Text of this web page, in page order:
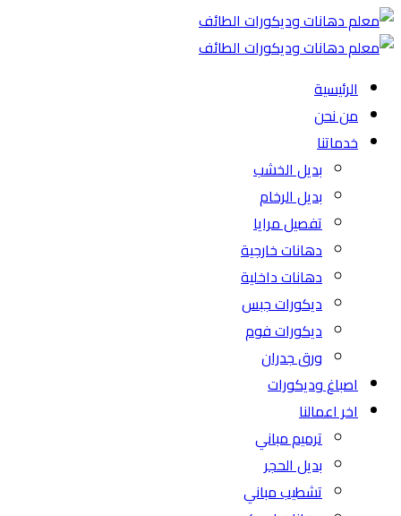
الرئيسية
من نحن
خدماتنا
بديل الخشب
بديل الرخام
تفصيل مرايا
دهانات خارجية
دهانات داخلية
ديكورات جبس
ديكورات فوم
ورق جدران
اصباغ وديكورات
اخر اعمالنا
ترميم مباني
بديل الحجر
تشطيب مباني